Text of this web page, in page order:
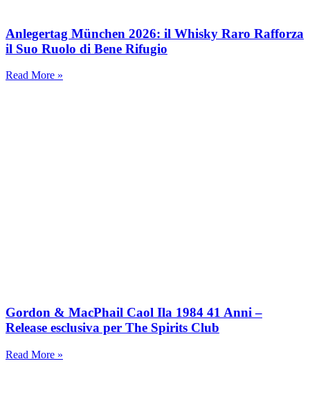
Anlegertag München 2026: il Whisky Raro Rafforza
il Suo Ruolo di Bene Rifugio
Read More »
Gordon & MacPhail Caol Ila 1984 41 Anni –
Release esclusiva per The Spirits Club
Read More »